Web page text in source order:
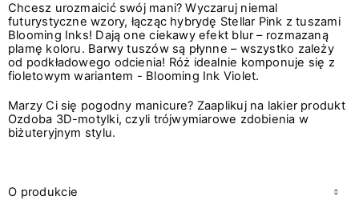
Chcesz urozmaicić swój mani? Wyczaruj niemal
futurystyczne wzory, łącząc hybrydę Stellar Pink z tuszami
Blooming Inks! Dają one ciekawy efekt blur – rozmazaną
plamę koloru. Barwy tuszów są płynne – wszystko zależy
od podkładowego odcienia! Róż idealnie komponuje się z
fioletowym wariantem - Blooming Ink Violet.
Marzy Ci się pogodny manicure? Zaaplikuj na lakier produkt
Ozdoba 3D-motylki, czyli trójwymiarowe zdobienia w
biżuteryjnym stylu.
O produkcie